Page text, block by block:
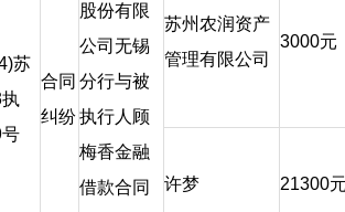
苏
执
号
合同
纠纷
股份有限
公司无锡
分行与被
执行人顾
梅香金融
借款合同
苏州农润资产
管理有限公司
3000元
许梦 21300